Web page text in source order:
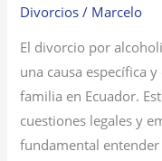
Divorcios / Marcelo
El divorcio por
una causa específica
familia en Ecuador.
cuestiones legales y
fundamental